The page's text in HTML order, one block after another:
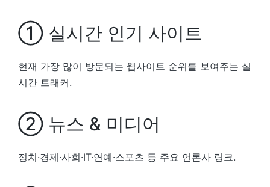
① 실시간 인기 사이트
현재 가장 많이 방문되는 웹사이트 순위를 보여주는 실
시간 트래커.
② 뉴스 & 미디어
정치·경제·사회·IT·연예·스포츠 등 주요 언론사 링크.